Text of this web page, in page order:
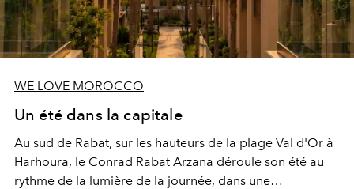
WE LOVE MOROCCO
Un été dans la capitale
Au sud de Rabat, sur les hauteurs de la plage Val d'Or à
Harhoura, le Conrad Rabat Arzana déroule son été au
rythme de la lumière de la journée, dans une